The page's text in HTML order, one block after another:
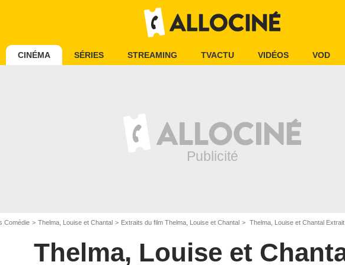
CINÉMA SÉRIES STREAMING TVACTU VIDÉOS VOD
Comédie Thelma, Louise et Chantal Extraits du film Thelma, Louise et Chantal Thelma, Louise et Chantal
Thelma, Louise et